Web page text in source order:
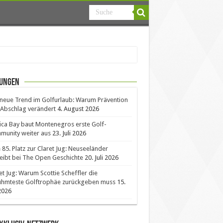
Trend im Golfurlaub: Warum Prävention
verändert 4. August 2026
Bay baut Montenegros erste Golf-
weiter aus 23. Juli 2026
85. Platz zur Claret Jug: Neuseeländer
bei The Open Geschichte 20. Juli 2026
Jug: Warum Scottie Scheffler die
Golftrophäe zurückgeben muss 15.